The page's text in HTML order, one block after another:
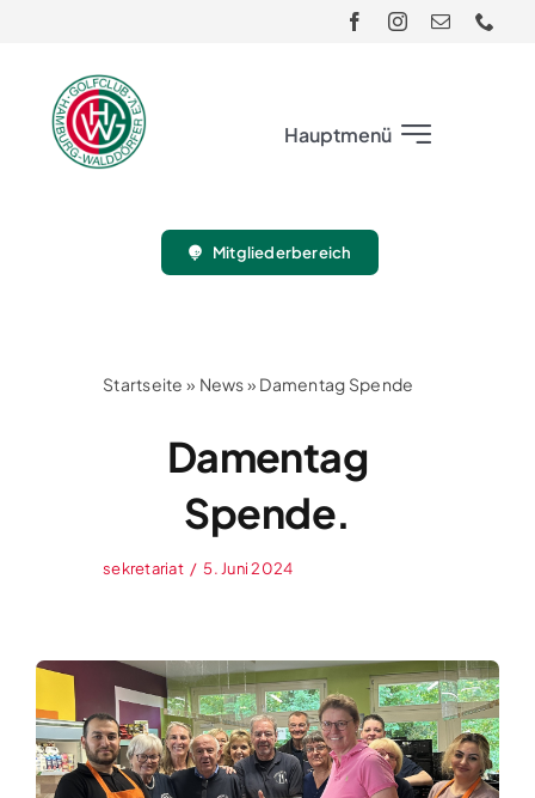
content
Hauptmenü
Mitgliederbereich
Startseite » News» Damentag Spende
Damentag
Spende.
sekretariat / 5. Juni 2024